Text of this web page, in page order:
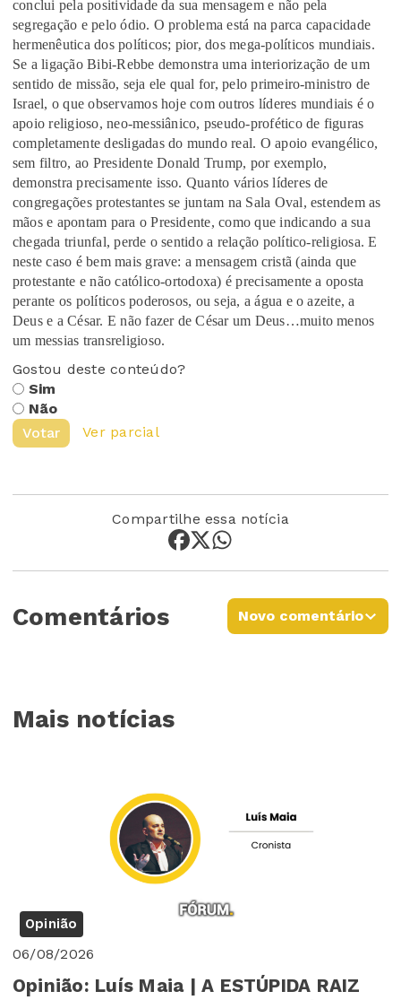
conclui pela positividade da sua mensagem e não pela
segregação e pelo ódio. O problema está na parca capacidade
hermenêutica dos políticos; pior, dos mega-políticos mundiais.
Se a ligação Bibi-Rebbe demonstra uma interiorização de um
sentido de missão, seja ele qual for, pelo primeiro-ministro de
Israel, o que observamos hoje com outros líderes mundiais é o
apoio religioso, neo-messiânico, pseudo-profético de figuras
completamente desligadas do mundo real. O apoio evangélico,
sem filtro, ao Presidente Donald Trump, por exemplo,
demonstra precisamente isso. Quanto vários líderes de
congregações protestantes se juntam na Sala Oval, estendem as
mãos e apontam para o Presidente, como que indicando a sua
chegada triunfal, perde o sentido a relação político-religiosa. E
neste caso é bem mais grave: a mensagem cristã (ainda que
protestante e não católico-ortodoxa) é precisamente a oposta
perante os políticos poderosos, ou seja, a água e o azeite, a
Deus e a César. E não fazer de César um Deus…muito menos
um messias transreligioso.
Gostou deste conteúdo?
Sim
Não
Votar
Ver parcial
Compartilhe essa notícia
Comentários Novo comentário
Mais notícias
Opinião
06/08/2026
Opinião: Luís Maia | A ESTÚPIDA RAIZ